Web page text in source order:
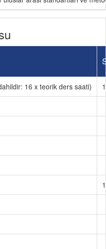
16 x teorik ders saati)